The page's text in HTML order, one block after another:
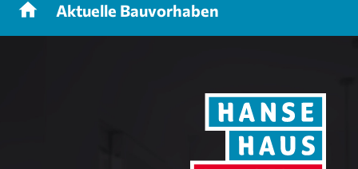
Aktuelle Bauvorhaben